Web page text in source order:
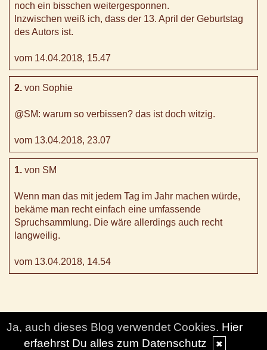
noch ein bisschen weitergesponnen.
Inzwischen weiß ich, dass der 13. April der Geburtstag
des Autors ist.
vom 14.04.2018, 15.47
2. von Sophie
@SM: warum so verbissen? das ist doch witzig.
vom 13.04.2018, 23.07
1. von SM
Wenn man das mit jedem Tag im Jahr machen würde,
bekäme man recht einfach eine umfassende
Spruchsammlung. Die wäre allerdings auch recht
langweilig.
vom 13.04.2018, 14.54
© DesignBlog V5 powered by BlueLionWebdesign.de
Ja, auch dieses Blog verwendet Cookies. Hier
erfaehrst Du alles zum Datenschutz
✖